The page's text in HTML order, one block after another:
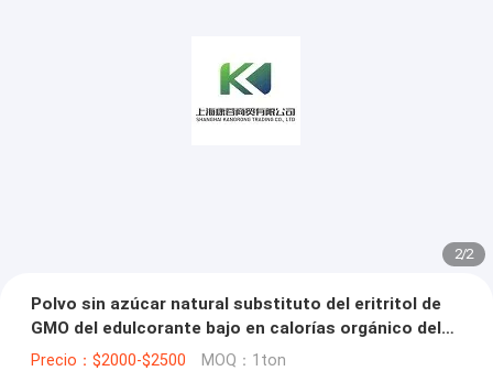
2/2
Polvo sin azúcar natural substituto del eritritol de
GMO del edulcorante bajo en calorías orgánico del
eritritol no
Precio：$2000-$2500 MOQ：1ton